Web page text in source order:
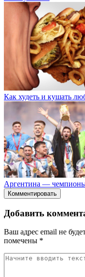
Как худеть и кушать
Аргентина —
Комментировать
Добавить
Ваш адрес email не
помечены *